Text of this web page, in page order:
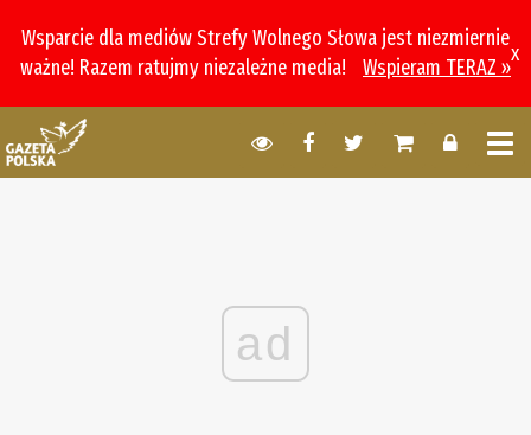
Wsparcie dla mediów Strefy Wolnego Słowa jest niezmiernie
ważne! Razem ratujmy niezależne media!
Wspieram TERAZ »
x
ad